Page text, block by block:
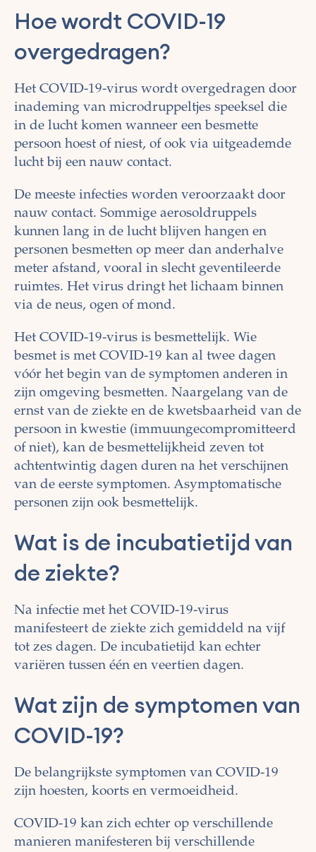
Hoe wordt COVID-19
overgedragen?
Het COVID-19-virus wordt overgedragen door
inademing van microdruppeltjes speeksel die
in de lucht komen wanneer een besmette
persoon hoest of niest, of ook via uitgeademde
lucht bij een nauw contact.
De meeste infecties worden veroorzaakt door
nauw contact. Sommige aerosoldruppels
kunnen lang in de lucht blijven hangen en
personen besmetten op meer dan anderhalve
meter afstand, vooral in slecht geventileerde
ruimtes. Het virus dringt het lichaam binnen
via de neus, ogen of mond.
Het COVID-19-virus is besmettelijk. Wie
besmet is met COVID-19 kan al twee dagen
vóór het begin van de symptomen anderen in
zijn omgeving besmetten. Naargelang van de
ernst van de ziekte en de kwetsbaarheid van de
persoon in kwestie (immuungecompromitteerd
of niet), kan de besmettelijkheid zeven tot
achtentwintig dagen duren na het verschijnen
van de eerste symptomen. Asymptomatische
personen zijn ook besmettelijk.
Wat is de incubatietijd van
de ziekte?
Na infectie met het COVID-19-virus
manifesteert de ziekte zich gemiddeld na vijf
tot zes dagen. De incubatietijd kan echter
variëren tussen één en veertien dagen.
Wat zijn de symptomen van
COVID-19?
De belangrijkste symptomen van COVID-19
zijn hoesten, koorts en vermoeidheid.
COVID-19 kan zich echter op verschillende
manieren manifesteren bij verschillende